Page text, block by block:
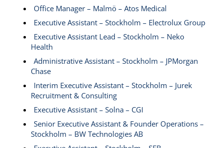
Office Manager – Malmö – Atos Medical
Executive Assistant – Stockholm – Electrolux Group
Executive Assistant Lead – Stockholm – Neko
Health
Administrative Assistant – Stockholm – JPMorgan
Chase
Interim Executive Assistant – Stockholm – Jurek
Recruitment & Consulting
Executive Assistant – Solna – CGI
Senior Executive Assistant & Founder Operations –
Stockholm – BW Technologies AB